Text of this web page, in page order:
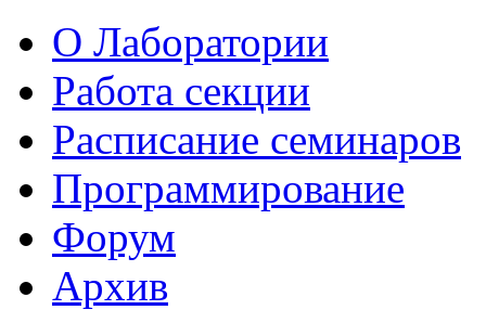
О Лаборатории
Работа секции
Расписание семинаров
Программирование
Форум
Архив